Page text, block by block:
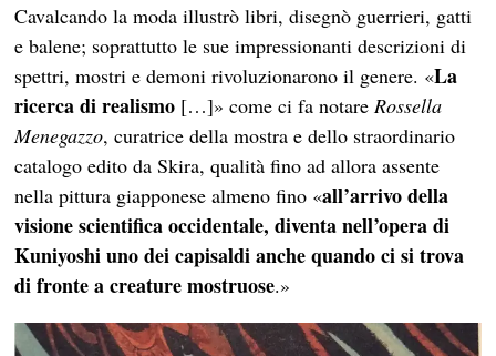
Cavalcando la moda illustrò libri, disegnò guerrieri, gatti
e balene; soprattutto le sue impressionanti descrizioni di
spettri, mostri e demoni rivoluzionarono il genere. «La
ricerca di realismo […]» come ci fa notareRossella
Menegazzo, curatrice della mostra e dello straordinario
catalogo edito da Skira, qualità fino ad allora assente
nella pittura giapponese almeno fino «all’arrivo della
visione scientifica occidentale, diventa nell’opera di
Kuniyoshi uno dei capisaldi anche quando ci si trova
di fronte a creature mostruose.»